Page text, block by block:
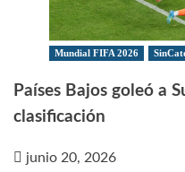
Mundial FIFA 2026
Países Bajos goleó a
clasificación
junio 20, 2026